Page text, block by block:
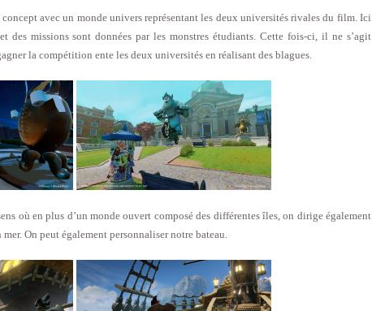
avec un monde univers représentant les deux universités rivales du film. Ici
des missions sont données par les monstres étudiants. Cette fois-ci, il ne s’agit
la compétition ente les deux universités en réalisant des blagues.
où en plus d’un monde ouvert composé des différentes îles, on dirige également
On peut également personnaliser notre bateau.